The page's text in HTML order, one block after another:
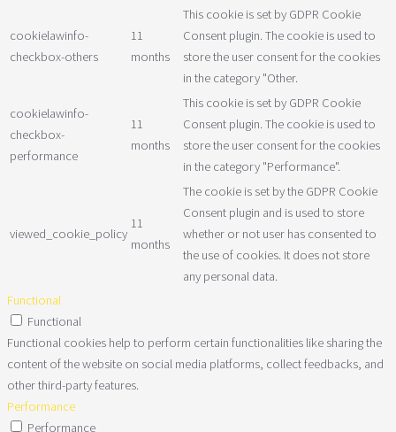
cookielawinfo-
checkbox-others
11
months
This cookie is set by GDPR Cookie
Consent plugin. The cookie is used to
store the user consent for the cookies
in the category "Other.
cookielawinfo-
checkbox-
performance
11
months
This cookie is set by GDPR Cookie
Consent plugin. The cookie is used to
store the user consent for the cookies
in the category "Performance".
viewed_cookie_policy
11
months
The cookie is set by the GDPR Cookie
Consent plugin and is used to store
whether or not user has consented to
the use of cookies. It does not store
any personal data.
Functional
Functional
Functional cookies help to perform certain functionalities like sharing the
content of the website on social media platforms, collect feedbacks, and
other third-party features.
Performance
Performance